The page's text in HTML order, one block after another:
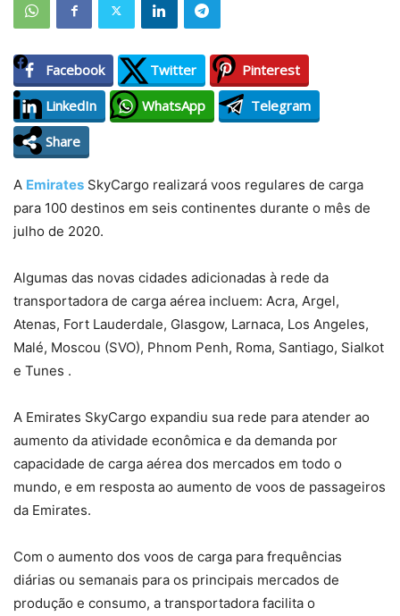
Facebook Twitter
Pinterest
LinkedIn
WhatsApp
Telegram
Share
A Emirates SkyCargo realizará voos regulares de carga
para 100 destinos em seis continentes durante o mês de
julho de 2020.
Algumas das novas cidades adicionadas à rede da
transportadora de carga aérea incluem: Acra, Argel,
Atenas, Fort Lauderdale, Glasgow, Larnaca, Los Angeles,
Malé, Moscou (SVO), Phnom Penh, Roma, Santiago, Sialkot
e Tunes .
A Emirates SkyCargo expandiu sua rede para atender ao
aumento da atividade econômica e da demanda por
capacidade de carga aérea dos mercados em todo o
mundo, e em resposta ao aumento de voos de passageiros
da Emirates.
Com o aumento dos voos de carga para frequências
diárias ou semanais para os principais mercados de
produção e consumo, a transportadora facilita o